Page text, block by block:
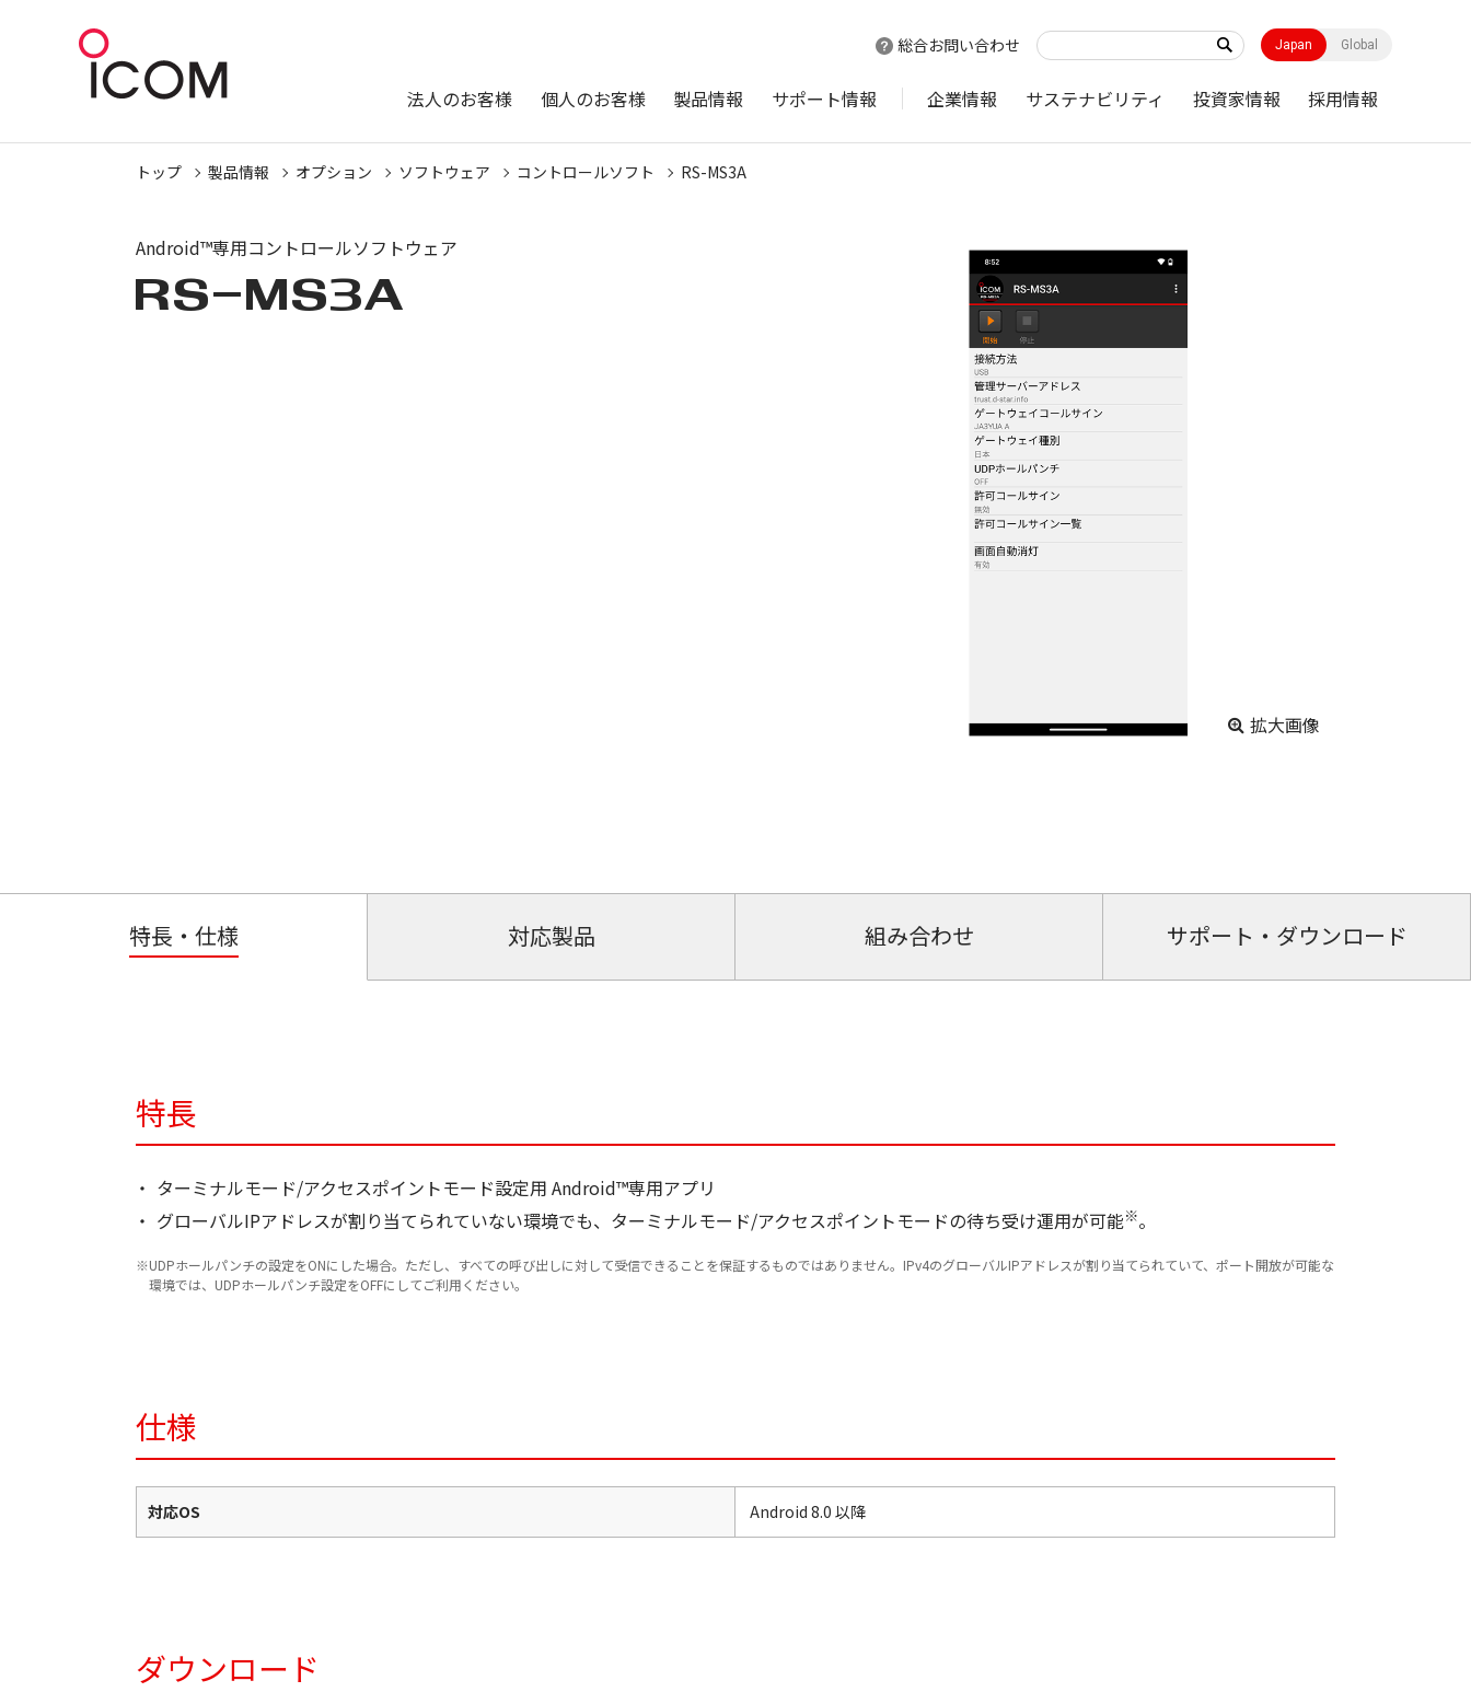
総合お問い合わせ Japan Global
法人のお客様 個人のお客様 製品情報 サポート情報 企業情報 サステナビリティ 投資家情報 採用情報
トップ 製品情報 オプション ソフトウェア コントロールソフト RS-MS3A
Android™専用コントロールソフトウェア
RS-MS3A
拡大画像
特長・仕様 対応製品 組み合わせ サポート・ダウンロード
特長
ターミナルモード/アクセスポイントモード設定用 Android™専用アプリ
グローバルIPアドレスが割り当てられていない環境でも、ターミナルモード/アクセスポイントモードの待ち受け運用が可能※。
UDPホールパンチの設定をONにした場合。ただし、すべての呼び出しに対して受信できることを保証するものではありません。IPv4のグローバルIPアドレスが割り当てられていて、ポート開放が可能な
環境では、UDPホールパンチ設定をOFFにしてご利用ください。
仕様
対応OS Android 8.0 以降
ダウンロード